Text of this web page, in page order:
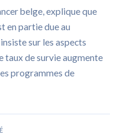
belge, explique que
en partie due au
sur les aspects
taux de survie augmente
programmes de